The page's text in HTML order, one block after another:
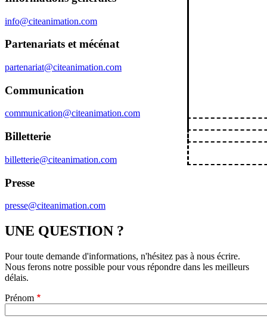
info@citeanimation.com
Partenariats et mécénat
partenariat@citeanimation.com
Communication
communication@citeanimation.com
Billetterie
billetterie@citeanimation.com
Presse
presse@citeanimation.com
UNE QUESTION ?
Pour toute demande d'informations, n'hésitez pas à nous écrire.
Nous ferons notre possible pour vous répondre dans les meilleurs
délais.
Prénom